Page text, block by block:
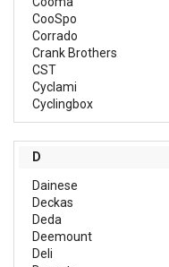
CooSpo
Corrado
Crank Brothers
CST
Cyclami
Cyclingbox
D
Dainese
Deckas
Deda
Deemount
Deli